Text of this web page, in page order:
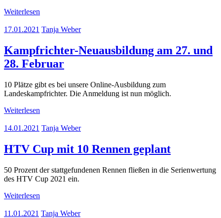
Weiterlesen
17.01.2021 Tanja Weber
Kampfrichter-Neuausbildung am 27. und
28. Februar
10 Plätze gibt es bei unsere Online-Ausbildung zum
Landeskampfrichter. Die Anmeldung ist nun möglich.
Weiterlesen
14.01.2021 Tanja Weber
HTV Cup mit 10 Rennen geplant
50 Prozent der stattgefundenen Rennen fließen in die Serienwertung
des HTV Cup 2021 ein.
Weiterlesen
11.01.2021 Tanja Weber